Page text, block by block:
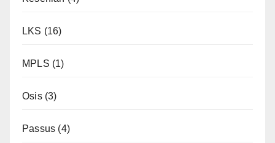
LKS (16)
MPLS (1)
Osis(3)
Passus (4)